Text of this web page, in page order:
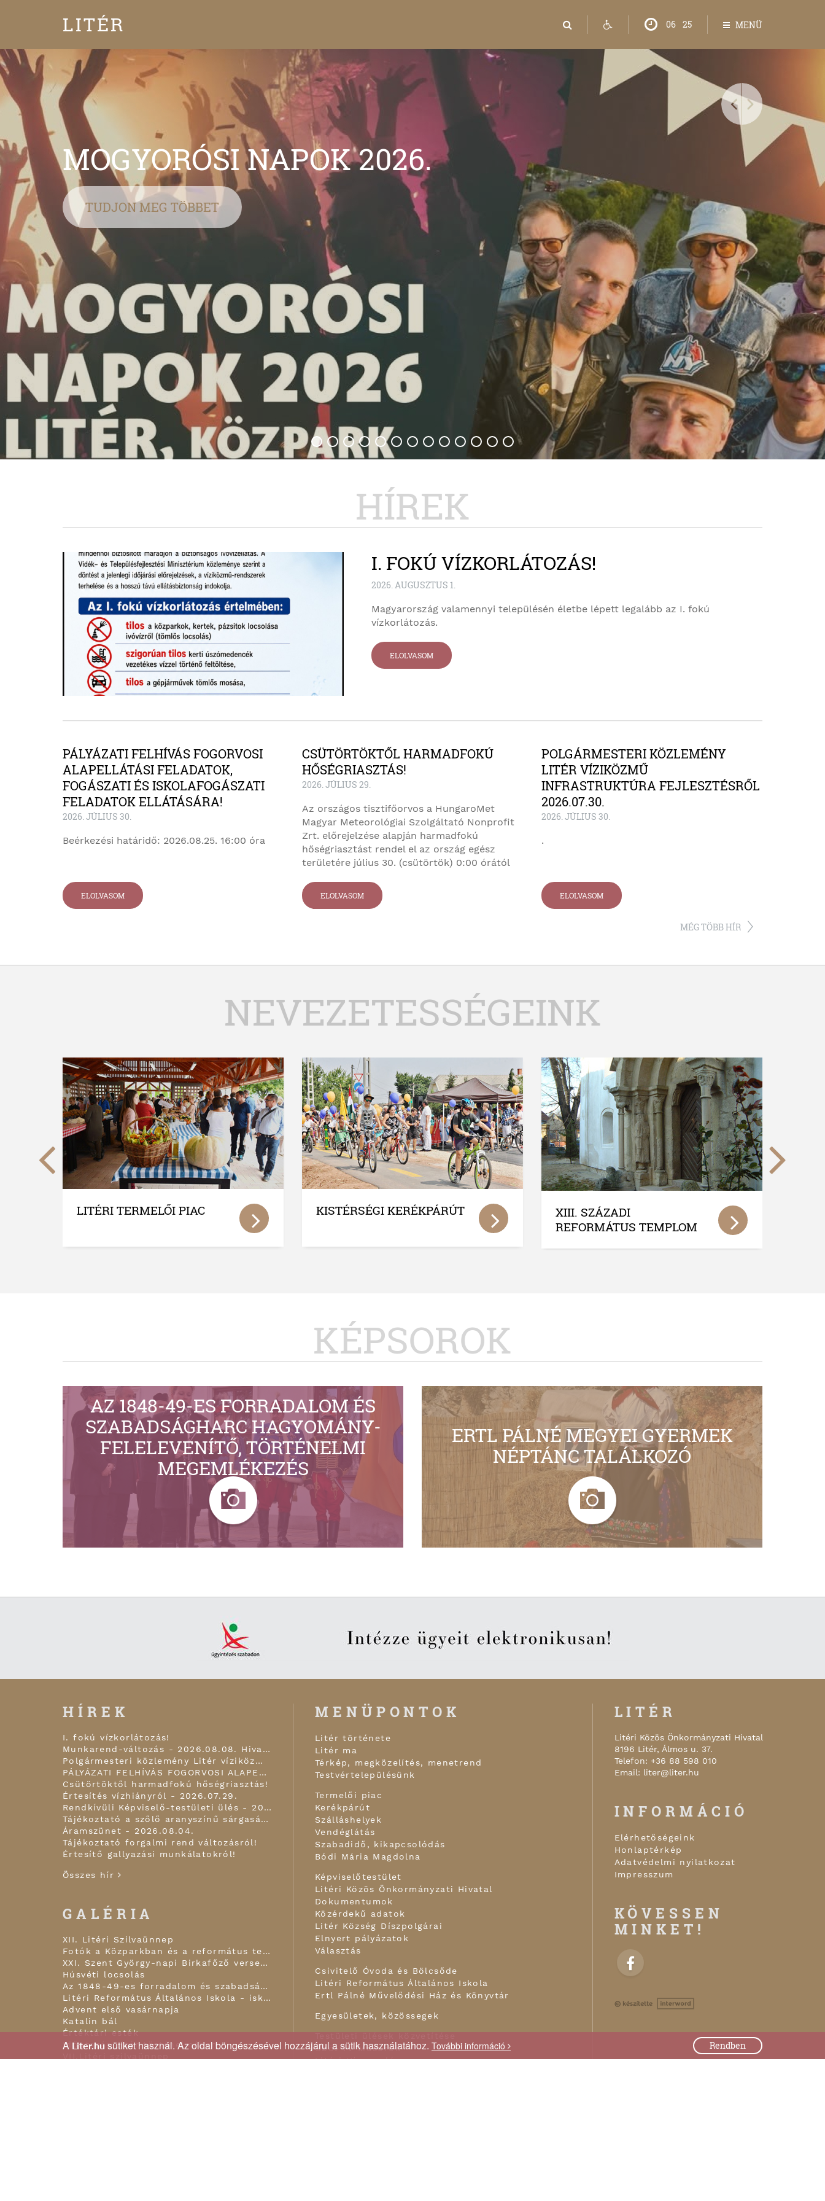
A Liter.hu sütiket használ. Az oldal böngészésével hozzájárul a sütik használatához. További információ Rendben
LITÉR 06 25 MENÜ
Versenyképes Járások Program
szakmai partner
TUDJON MEG TÖBBET
HÍREK
I. FOKÚ VÍZKORLÁTOZÁS!
2026. AUGUSZTUS 1.
Magyarország valamennyi településén életbe lépett legalább az I. fokú
vízkorlátozás.
ELOLVASOM
PÁLYÁZATI FELHÍVÁS FOGORVOSI
ALAPELLÁTÁSI FELADATOK,
FOGÁSZATI ÉS ISKOLAFOGÁSZATI
FELADATOK ELLÁTÁSÁRA!
2026. JÚLIUS 30.
Beérkezési határidő: 2026.08.25. 16:00 óra
ELOLVASOM
CSÜTÖRTÖKTŐL HARMADFOKÚ
HŐSÉGRIASZTÁS!
2026. JÚLIUS 29.
Az országos tisztifőorvos a HungaroMet
Magyar Meteorológiai Szolgáltató Nonprofit
Zrt. előrejelzése alapján harmadfokú
hőségriasztást rendel el az ország egész
területére július 30. (csütörtök) 0:00 órától
ELOLVASOM
POLGÁRMESTERI KÖZLEMÉNY
LITÉR VÍZIKÖZMŰ
INFRASTRUKTÚRA FEJLESZTÉSRŐL
2026.07.30.
2026. JÚLIUS 30.
.
ELOLVASOM
MÉG TÖBB HÍR
NEVEZETESSÉGEINK
KISTÉRSÉGI KERÉKPÁRÚT
XIII. SZÁZADI
REFORMÁTUS TEMPLOM
LITÉRI REFORMÁTUS
ÁLTALÁNOS ISKOLA
KÉPSOROK
AZ 1848-49-ES FORRADALOM ÉS
SZABADSÁGHARC HAGYOMÁNY-
FELELEVENÍTŐ, TÖRTÉNELMI
MEGEMLÉKEZÉS
ERTL PÁLNÉ MEGYEI GYERMEK
NÉPTÁNC TALÁLKOZÓ
HÍREK
I. fokú vízkorlátozás!
Munkarend-változás - 2026.08.08. Hivatal zárva tart!
Polgármesteri közlemény Litér víziközmű infrastruktúra fejlesztésről 2026.07.30.
PÁLYÁZATI FELHÍVÁS FOGORVOSI ALAPELLÁTÁSI FELADATOK, FOGÁSZATI ÉS ISKOLAFOGÁSZATI FELADATOK ELLÁTÁSÁRA!
Csütörtöktől harmadfokú hőségriasztás!
Értesítés vízhiányról - 2026.07.29.
Rendkívüli Képviselő-testületi ülés - 2026.07.28.
Tájékoztató a szőlő aranyszínű sárgaság betegségéről!
Áramszünet - 2026.08.04.
Tájékoztató forgalmi rend változásról!
Értesítő gallyazási munkálatokról!
Összes hír
GALÉRIA
XII. Litéri Szilvaünnep
Fotók a Közparkban és a református templom kapujában!
XXI. Szent György-napi Birkafőző verseny
Húsvéti locsolás
Az 1848-49-es forradalom és szabadságharc hagyomány-felelevenítő, történelmi megemlékezés
Litéri Református Általános Iskola - iskolai karácsonyi ünnepély áhítattal
Advent első vasárnapja
Katalin bál
Értéktári esték
Időutazás Litér történelmében
MENÜPONTOK
Litér története
Litér ma
Térkép, megközelítés, menetrend
Testvértelepülésünk
Termelői piac
Kerékpárút
Szálláshelyek
Vendéglátás
Szabadidő, kikapcsolódás
Bódi Mária Magdolna
Képviselőtestület
Litéri Közös Önkormányzati Hivatal
Dokumentumok
Közérdekű adatok
Litér Község Díszpolgárai
Elnyert pályázatok
Választás
Csivitelő Óvoda és Bölcsőde
Litéri Református Általános Iskola
Ertl Pálné Művelődési Ház és Könyvtár
Egyesületek, közössegek
Öböl TV Műsorok
Litéri Hírmondó
LITÉR
Litéri Közös Önkormányzati Hivatal
8196 Litér, Álmos u. 37.
Telefon: +36 88 598 010
Email: liter@liter.hu
INFORMÁCIÓ
Elérhetőségeink
Honlaptérkép
Adatvédelmi nyilatkozat
Impresszum
KÖVESSEN
MINKET!